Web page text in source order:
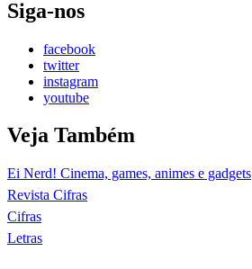
Siga-nos
facebook
twitter
instagram
youtube
Veja Também
Ei Nerd! Cinema, games, animes e gadgets
Revista Cifras
Cifras
Letras